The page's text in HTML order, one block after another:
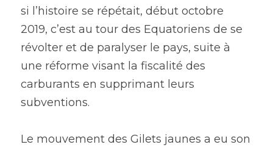
si l’histoire se répétait, début octobre
2019, c’est au tour des Equatoriens de se
révolter et de paralyser le pays, suite à
une réforme visant la fiscalité des
carburants en supprimant leurs
subventions.
Le mouvement des Gilets jaunes a eu son